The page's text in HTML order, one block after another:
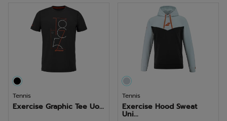
recensione
recensione
Tennis
Exercise Graphic Tee Uo...
Tennis
Exercise Hood Sweat
Uni...